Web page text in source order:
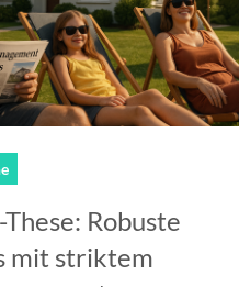
Robuste
mit striktem